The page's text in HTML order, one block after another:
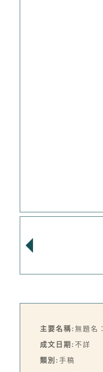
主要名稱: 無題名
成文日期: 不詳
類別: 手稿